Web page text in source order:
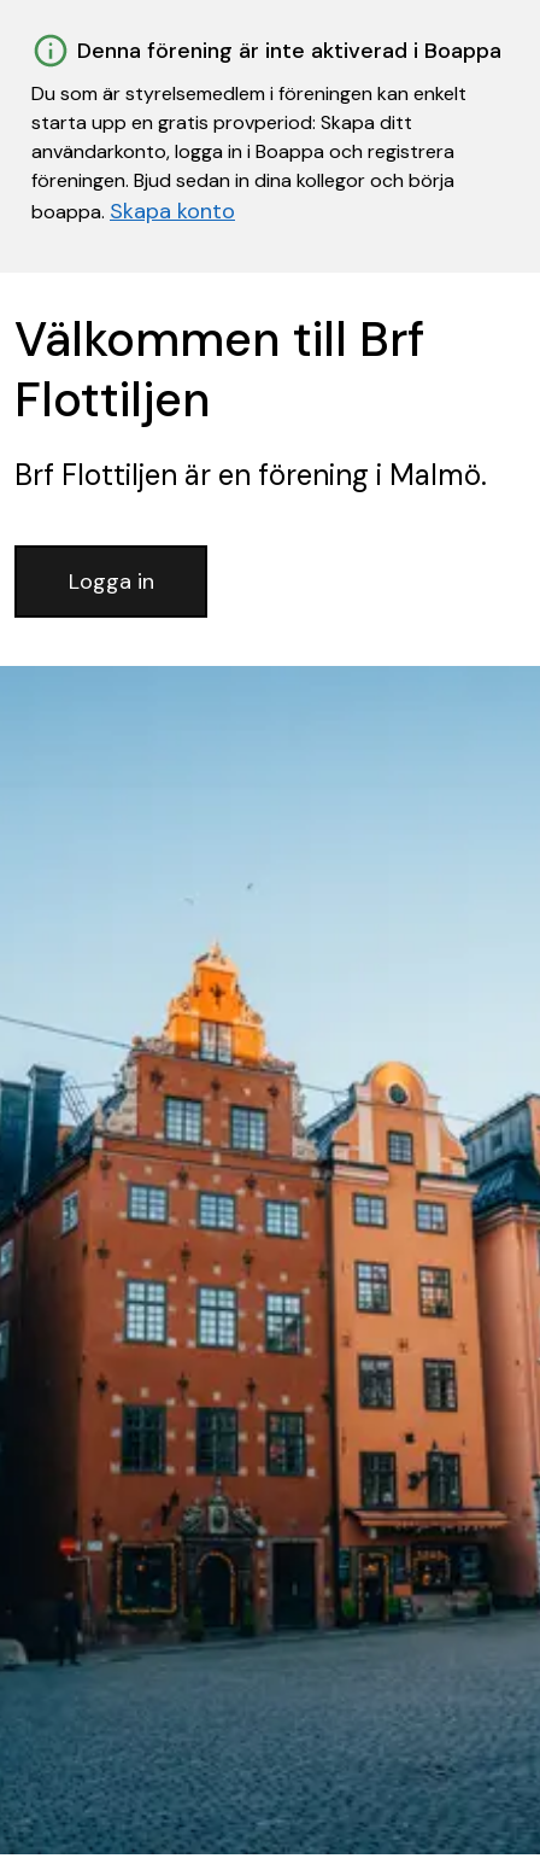
Denna förening är inte aktiverad i Boappa
Du som är styrelsemedlem i föreningen kan enkelt
starta upp en gratis provperiod: Skapa ditt
användarkonto, logga in i Boappa och registrera
föreningen. Bjud sedan in dina kollegor och börja
boappa. Skapa konto
Välkommen till Brf
Flottiljen
Brf Flottiljen är en förening i Malmö.
Logga in